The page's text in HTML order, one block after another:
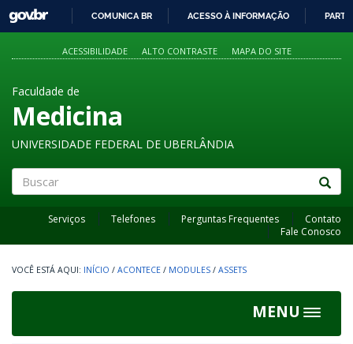
PARA
O
GOVBR
COMUNICA BR ACESSO À INFORMAÇÃO
ACESSIBILIDADE ALTO CONTRASTE MAPA DO SITE
Faculdade de
Medicina
UNIVERSIDADE FEDERAL DE UBERLÂNDIA
Serviços Telefones Perguntas Frequentes
Contato
Fale Conosco
INÍCIO / ACONTECE / MODULES / ASSETS
MENU
Toggle